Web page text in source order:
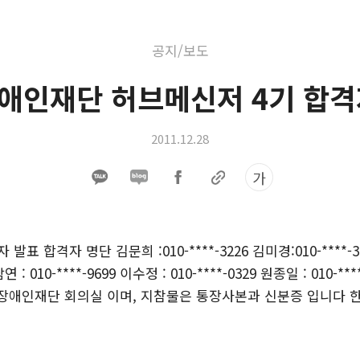
공지/보도
인재단 허브메신저 4기 합
2011.12.28
가